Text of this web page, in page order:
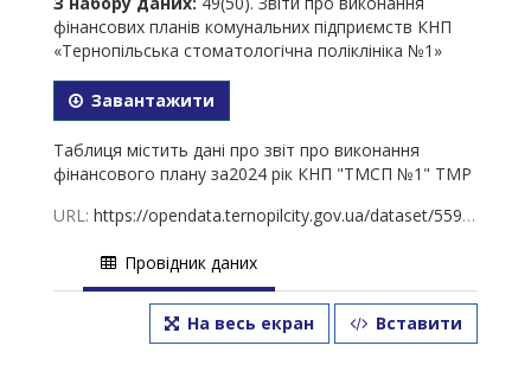
фінансових планів комунальних підприємств КНП
«Тернопільська стоматологічна поліклініка №1»
Завантажити
Таблиця містить дані про звіт про виконання
фінансового плану за2024 рік КНП "ТМСП №1" ТМР
URL: https://opendata.ternopilcity.gov.ua/dataset/5598c55b-660f-45f6-a9eb-095d2ee556cd/resource/f9f20285-0c80-4405-b248-b2ed11ab1405/download/4950.-_-_-_-__2024.xlsx
Провідник даних
На весь екран Вставити